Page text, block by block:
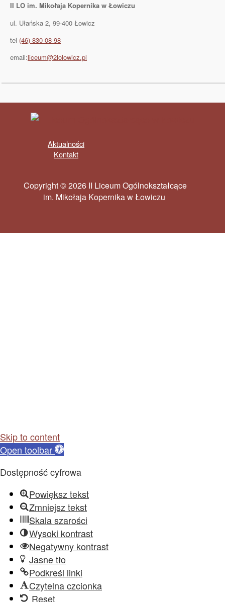
II LO im. Mikołaja Kopernika w Łowiczu
ul. Ułańska 2, 99-400 Łowicz
tel (46) 830 08 98
email:liceum@2lolowicz.pl
Aktualności
Kontakt
Copyright © 2026 II Liceum Ogólnokształcące
im. Mikołaja Kopernika w Łowiczu
Skip to content
Open toolbar
Dostępność cyfrowa
Powiększ tekst
Zmniejsz tekst
Skala szarości
Wysoki kontrast
Negatywny kontrast
Jasne tło
Podkreśl linki
Czytelna czcionka
Reset